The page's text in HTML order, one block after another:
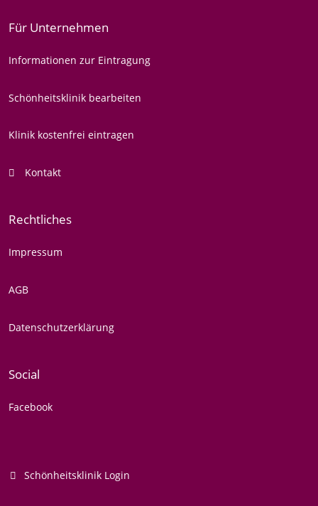
Für Unternehmen
Informationen zur Eintragung
Schönheitsklinik bearbeiten
Klinik kostenfrei eintragen
Kontakt
Rechtliches
Impressum
AGB
Datenschutzerklärung
Social
Facebook
Schönheitsklinik Login